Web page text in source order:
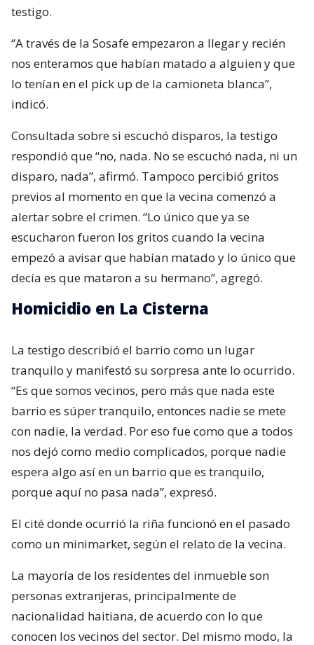
testigo.
“A través de la Sosafe empezaron a llegar y recién
nos enteramos que habían matado a alguien y que
lo tenían en el pick up de la camioneta blanca”,
indicó.
Consultada sobre si escuchó disparos, la testigo
respondió que “no, nada. No se escuchó nada, ni un
disparo, nada”, afirmó. Tampoco percibió gritos
previos al momento en que la vecina comenzó a
alertar sobre el crimen. “Lo único que ya se
escucharon fueron los gritos cuando la vecina
empezó a avisar que habían matado y lo único que
decía es que mataron a su hermano”, agregó.
Homicidio en La Cisterna
La testigo describió el barrio como un lugar
tranquilo y manifestó su sorpresa ante lo ocurrido.
“Es que somos vecinos, pero más que nada este
barrio es súper tranquilo, entonces nadie se mete
con nadie, la verdad. Por eso fue como que a todos
nos dejó como medio complicados, porque nadie
espera algo así en un barrio que es tranquilo,
porque aquí no pasa nada”, expresó.
El cité donde ocurrió la riña funcionó en el pasado
como un minimarket, según el relato de la vecina.
La mayoría de los residentes del inmueble son
personas extranjeras, principalmente de
nacionalidad haitiana, de acuerdo con lo que
conocen los vecinos del sector. Del mismo modo, la